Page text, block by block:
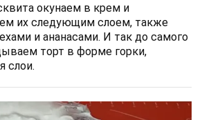
окунаем в крем и
их следующим слоем, также
и ананасами. И так до самого
торт в форме горки,
слои.